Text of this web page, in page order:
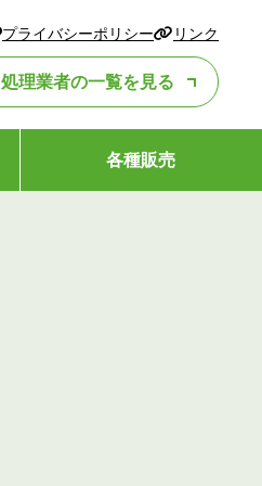
プライバシーポリシー リンク
処理業者の一覧を見る
各種販売